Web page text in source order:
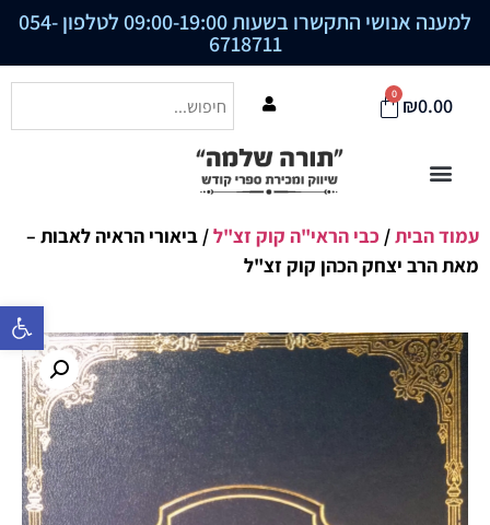
פתח סרגל
למענה אנושי התקשרו בשעות 09:00-19:00 לטלפון 054-
6718711
₪0.00
0
עמוד הבית/ כבי הראי"ה קוק זצ"ל/ ביאורי הראיה לאבות –
מאת הרב יצחק הכהן קוק זצ"ל